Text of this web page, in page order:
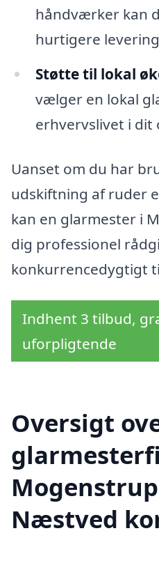
håndværker kan
hurtigere
Støtte til lokal
vælger en lokal
erhvervslivet i dit
Uanset om du har
udskiftning af ruder
kan en glarmester i
dig professionel
konkurrencedygtigt
Indhent 3 tilbud,
uforpligtende
Oversigt
Næstved